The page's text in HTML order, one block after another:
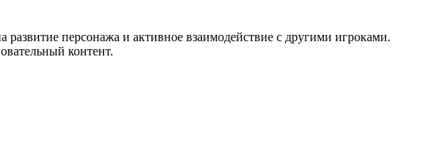
персонажа и активное взаимодействие с другими игроками.
контент.